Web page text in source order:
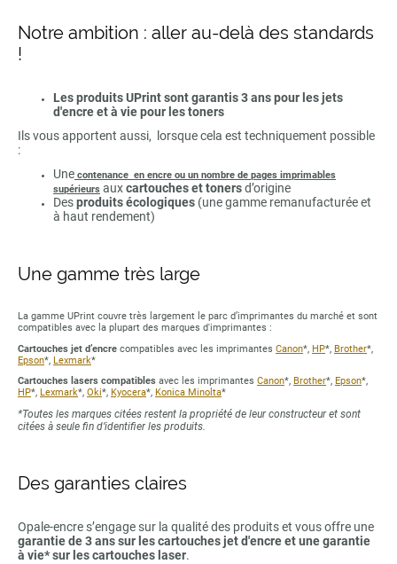
Notre ambition : aller au-delà des standards
!
Les produits UPrint sont garantis 3 ans pour les jets
d'encre et à vie pour les toners
Ils vous apportent aussi, lorsque cela est techniquement possible
:
Une contenance en encre ou un nombre de pages imprimables
supérieurs auxcartouches et tonersd’origine
Desproduits écologiques (une gamme remanufacturée et
à haut rendement)
Une gamme très large
La gamme UPrint couvre très largement le parc d’imprimantes du marché et sont
compatibles avec la plupart des marques d'imprimantes :
Cartouches jet d’encre compatibles avec les imprimantes Canon*, HP*, Brother*,
Epson*, Lexmark*
Cartouches lasers compatibles avec les imprimantes Canon*, Brother*, Epson*,
HP*, Lexmark*, Oki*, Kyocera*, Konica Minolta*
*Toutes les marques citées restent la propriété de leur constructeur et sont
citées à seule fin d’identifier les produits.
Des garanties claires
Opale-encre s’engage sur la qualité des produits et vous offre une
garantie de 3 ans sur les cartouches jet d'encre et une garantie
à vie* sur les cartouches laser.